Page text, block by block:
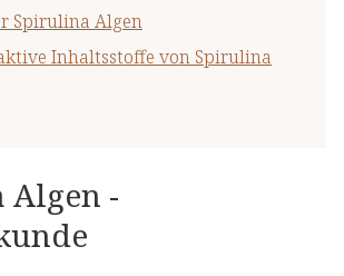
Spirulina Algen
Inhaltsstoffe von Spirulina
-